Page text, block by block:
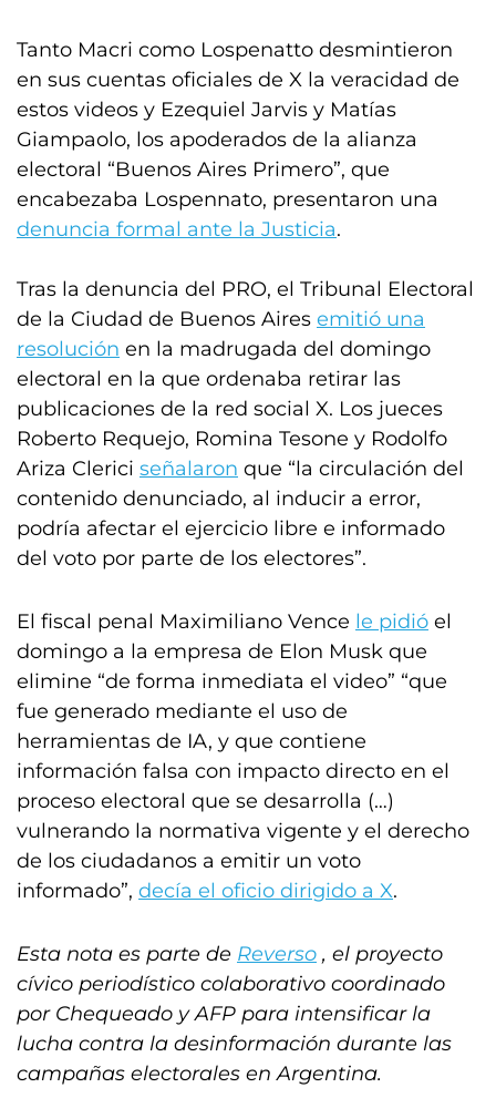
Tanto Macri como Lospenatto desmintieron
en sus cuentas oficiales de X la veracidad de
estos videos y Ezequiel Jarvis y Matías
Giampaolo, los apoderados de la alianza
electoral “Buenos Aires Primero”, que
encabezaba Lospennato, presentaron una
denuncia formal ante la Justicia.
Tras la denuncia del PRO, el Tribunal Electoral
de la Ciudad de Buenos Aires emitió una
resolución en la madrugada del domingo
electoral en la que ordenaba retirar las
publicaciones de la red social X. Los jueces
Roberto Requejo, Romina Tesone y Rodolfo
Ariza Clerici señalaron que “la circulación del
contenido denunciado, al inducir a error,
podría afectar el ejercicio libre e informado
del voto por parte de los electores”.
El fiscal penal Maximiliano Vence le pidió el
domingo a la empresa de Elon Musk que
elimine “de forma inmediata el video” “que
fue generado mediante el uso de
herramientas de IA, y que contiene
información falsa con impacto directo en el
proceso electoral que se desarrolla (…)
vulnerando la normativa vigente y el derecho
de los ciudadanos a emitir un voto
informado”, decía el oficio dirigido a X.
Esta nota es parte de Reverso , el proyecto
cívico periodístico colaborativo coordinado
por Chequeado y AFP para intensificar la
lucha contra la desinformación durante las
campañas electorales en Argentina.